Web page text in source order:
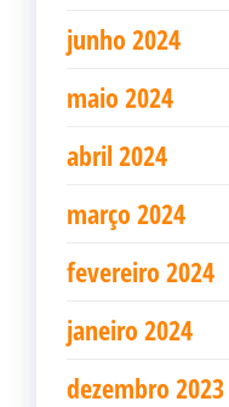
junho 2024
maio 2024
abril 2024
março 2024
fevereiro 2024
janeiro 2024
dezembro 2023